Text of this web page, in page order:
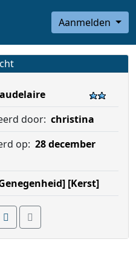
Aanmelden
door: christina
op: 28 december
[Kerst]